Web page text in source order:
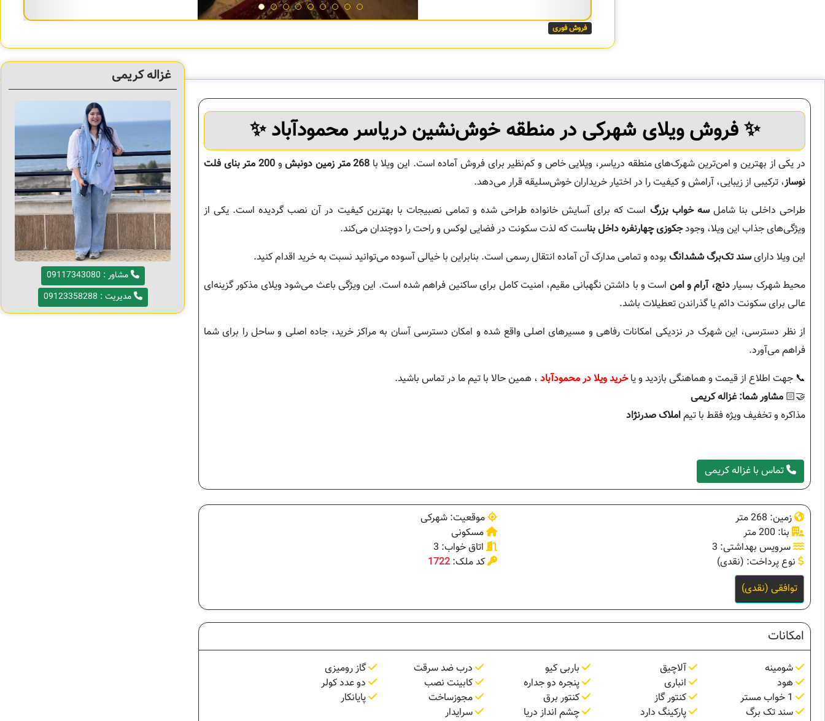
فروش فوری
غزاله کریمی
مشاور : 09117343080
مدیریت : 09123358288
✨فروش ویلای شهرکی در منطقه خوش‌نشین دریاسر محمودآباد✨
در یکی از بهترین و امن‌ترین شهرک‌های منطقه دریاسر، ویلایی خاص و کم‌نظیر برای فروش آماده است. این ویلا با 268 متر زمین دونبش و
200 متر بنای فلت
نوساز، ترکیبی از زیبایی، آرامش و کیفیت را در اختیار خریداران خوش‌سلیقه قرار می‌دهد.
طراحی داخلی بنا شاملسه خواب بزرگ است که برای آسایش خانواده طراحی شده و تمامی نصبیجات با بهترین کیفیت در آن نصب گردیده است. یکی از
ویژگی‌های جذاب این ویلا، وجودجکوزی چهارنفره داخل بناست که لذت سکونت در فضایی لوکس و راحت را دوچندان می‌کند.
این ویلا دارایسند تک‌برگ ششدانگ بوده و تمامی مدارک آن آماده انتقال رسمی است. بنابراین با خیالی آسوده می‌توانید نسبت به خرید اقدام کنید.
محیط شهرک بسیاردنج، آرام و امن است و با داشتن نگهبانی مقیم، امنیت کامل برای ساکنین فراهم شده است. این ویژگی باعث می‌شود ویلای مذکور گزینه‌ای
عالی برای سکونت دائم یا گذراندن تعطیلات باشد.
از نظر دسترسی، این شهرک در نزدیکی امکانات رفاهی و مسیرهای اصلی واقع شده و امکان دسترسی آسان به مراکز خرید، جاده اصلی و ساحل را برای شما
فراهم می‌آورد.
📞 جهت اطلاع از قیمت و هماهنگی بازدید و یاخرید ویلا در محمودآباد ، همین حالا با تیم ما در تماس باشید.
🤝🏻 مشاور شما: غزاله کریمی
مذاکره و تخفیف ویژه فقط با تیماملاک صدرنژاد
تماس با غزاله کریمی
زمین: 268 متر
موقعیت: شهرکی
بنا: 200 متر
مسکونی
سرویس بهداشتی: 3
اتاق خواب: 3
نوع پرداخت: (نقدی)
کد ملک: 1722
توافقی (نقدی)
امکانات
شومینه آلاچیق باربی کیو درب ضد سرقت
گاز رومیزی
هود
انباری پنجره دو جداره کابینت نصب
دو عدد کولر
کنتور گاز کنتور برق مجوزساخت
پایانکار
سند تک برگ
پارکینگ دارد چشم انداز دریا سرایدار